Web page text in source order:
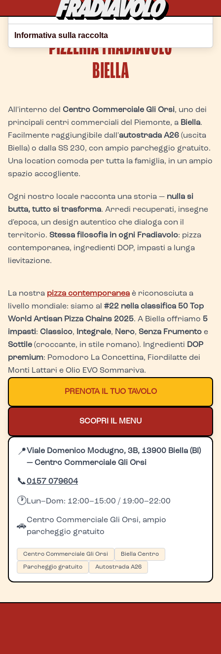
Home
Dove Siamo
Biella
PIZZERIA FRADIAVOLO
BIELLA
All'interno del Centro Commerciale Gli Orsi, uno dei
principali centri commerciali del Piemonte, a Biella.
Facilmente raggiungibile dall'autostrada A26 (uscita
Biella) o dalla SS 230, con ampio parcheggio gratuito.
Una location comoda per tutta la famiglia, in un ampio
spazio accogliente.
Ogni nostro locale racconta una storia — nulla si
butta, tutto si trasforma. Arredi recuperati, insegne
d'epoca, un design autentico che dialoga con il
territorio. Stessa filosofia in ogni Fradiavolo: pizza
contemporanea, ingredienti DOP, impasti a lunga
lievitazione.
La nostra pizza contemporanea è riconosciuta a
livello mondiale: siamo al #22 nella classifica 50 Top
World Artisan Pizza Chains 2025. A Biella offriamo 5
impasti: Classico, Integrale, Nero, Senza Frumento e
Sottile (croccante, in stile romano). Ingredienti DOP
premium: Pomodoro La Concettina, Fiordilatte dei
Monti Lattari e Olio EVO Sommariva.
PRENOTA IL TUO TAVOLO
SCOPRI IL MENU
📍Viale Domenico Modugno, 3B, 13900 Biella (BI)
— Centro Commerciale Gli Orsi
📞0157 079604
🕐Lun–Dom: 12:00–15:00 / 19:00–22:00
🚗
Centro Commerciale Gli Orsi, ampio
parcheggio gratuito
Centro Commerciale Gli Orsi Biella Centro
Parcheggio gratuito Autostrada A26
Le tue preferenze relative alla privacy
Informativa sulla raccolta